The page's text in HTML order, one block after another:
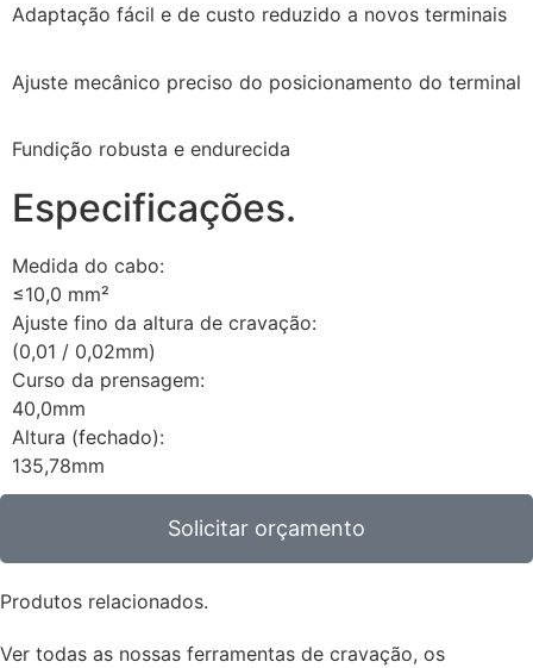
Adaptação fácil e de custo reduzido a novos terminais
Ajuste mecânico preciso do posicionamento do terminal
Fundição robusta e endurecida
Especificações.
Medida do cabo:
≤10,0 mm²
Ajuste fino da altura de cravação:
(0,01 / 0,02mm)
Curso da prensagem:
40,0mm
Altura (fechado):
135,78mm
Solicitar orçamento
Produtos relacionados.
Ver todas as nossas ferramentas de cravação, os